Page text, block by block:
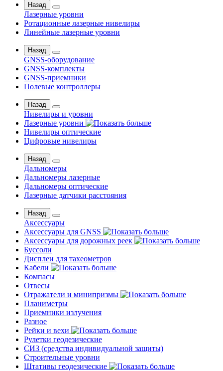
Назад
Лазерные уровни
Ротационные лазерные нивелиры
Линейные лазерные уровни
Назад
GNSS-оборудование
GNSS-комплекты
GNSS-приемники
Полевые контроллеры
Назад
Нивелиры и уровни
Лазерные уровни
Нивелиры оптические
Цифровые нивелиры
Назад
Дальномеры
Дальномеры лазерные
Дальномеры оптические
Лазерные датчики расстояния
Назад
Аксессуары
Аксессуары для GNSS
Аксессуары для дорожных реек
Буссоли
Дисплеи для тахеометров
Кабели
Компасы
Отвесы
Отражатели и минипризмы
Планиметры
Приемники излучения
Разное
Рейки и вехи
Рулетки геодезические
СИЗ (средства индивидуальной защиты)
Строительные уровни
Штативы геодезические